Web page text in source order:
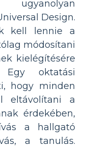
Design.
kell lennie a
módosítani
kielégítésére
oktatási
hogy minden
eltávolítani a
érdekében,
a hallgató
a tanulás.